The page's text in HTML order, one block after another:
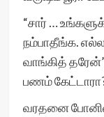
“சார் …
நம்பாதீங்க.
வாங்கித்
பணம்
வரதனை போனில்